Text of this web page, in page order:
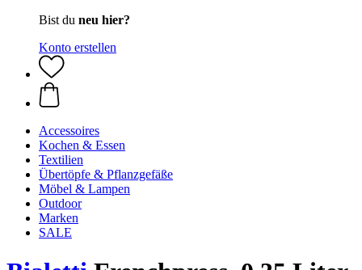
Bist du neu hier?
Konto erstellen
Accessoires
Kochen & Essen
Textilien
Übertöpfe & Pflanzgefäße
Möbel & Lampen
Outdoor
Marken
SALE